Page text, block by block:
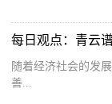
每日观点：青云
随着经济社会的发
善...